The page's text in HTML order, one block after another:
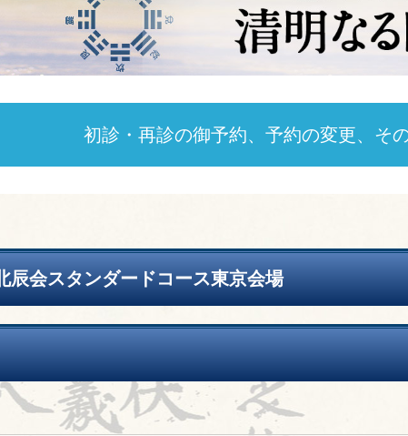
初診・再診の御予約、予約の変更、 そ
辰会スタンダードコース東京会場